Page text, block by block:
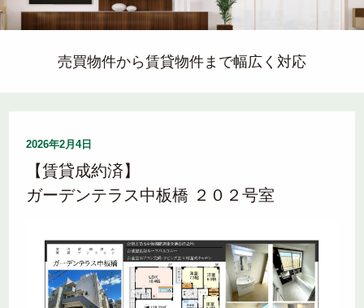
売買物件から賃貸物件まで幅広く対応
2026年2月4日
【賃貸成約済】
ガーデンテラス中板橋 ２０２号室